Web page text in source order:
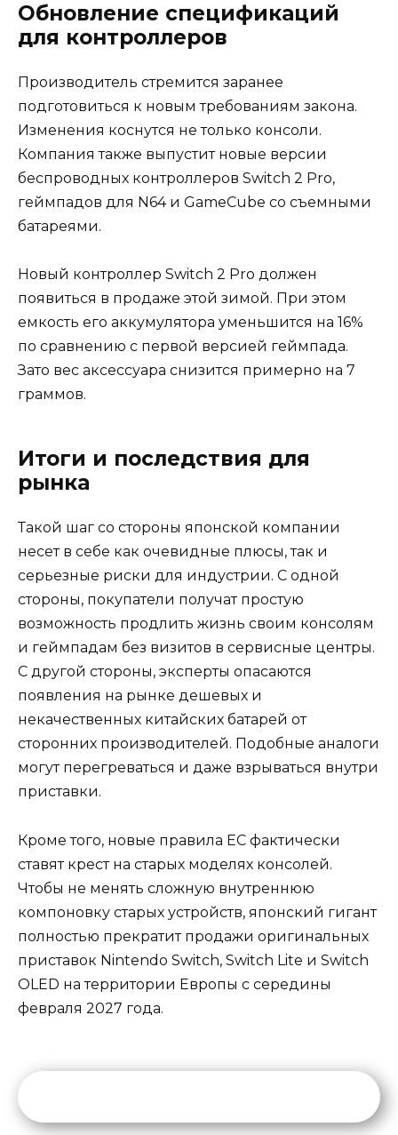
Обновление спецификаций
для контроллеров
Производитель стремится заранее
подготовиться к новым требованиям закона.
Изменения коснутся не только консоли.
Компания также выпустит новые версии
беспроводных контроллеров Switch 2 Pro,
геймпадов для N64 и GameCube со съемными
батареями.
Новый контроллер Switch 2 Pro должен
появиться в продаже этой зимой. При этом
емкость его аккумулятора уменьшится на 16%
по сравнению с первой версией геймпада.
Зато вес аксессуара снизится примерно на 7
граммов.
Итоги и последствия для
рынка
Такой шаг со стороны японской компании
несет в себе как очевидные плюсы, так и
серьезные риски для индустрии. С одной
стороны, покупатели получат простую
возможность продлить жизнь своим консолям
и геймпадам без визитов в сервисные центры.
С другой стороны, эксперты опасаются
появления на рынке дешевых и
некачественных китайских батарей от
сторонних производителей. Подобные аналоги
могут перегреваться и даже взрываться внутри
приставки.
Кроме того, новые правила ЕС фактически
ставят крест на старых моделях консолей.
Чтобы не менять сложную внутреннюю
компоновку старых устройств, японский гигант
полностью прекратит продажи оригинальных
приставок Nintendo Switch, Switch Lite и Switch
OLED на территории Европы с середины
февраля 2027 года.